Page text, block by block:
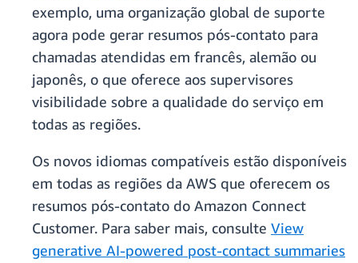
exemplo, uma organização global de suporte
agora pode gerar resumos pós‑contato para
chamadas atendidas em francês, alemão ou
japonês, o que oferece aos supervisores
visibilidade sobre a qualidade do serviço em
todas as regiões.
Os novos idiomas compatíveis estão disponíveis
em todas as regiões da AWS que oferecem os
resumos pós-contato do Amazon Connect
Customer. Para saber mais, consulte View
generative AI-powered post-contact summaries